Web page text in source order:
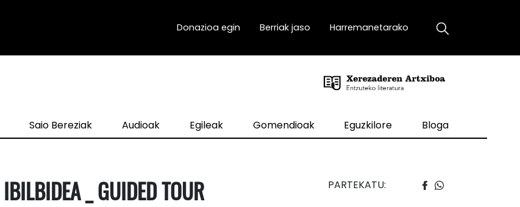
Donazioa egin Berriak jaso Harremanetarako
Saio Bereziak Audioak Egileak Gomendioak Eguzkilore Bloga
PARTEKATU:
IBILBIDEA _ GUIDED TOUR